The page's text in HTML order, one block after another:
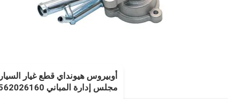
أوبيروس هيونداي قطع غيار
مجلس إدارة المباني 2562026160